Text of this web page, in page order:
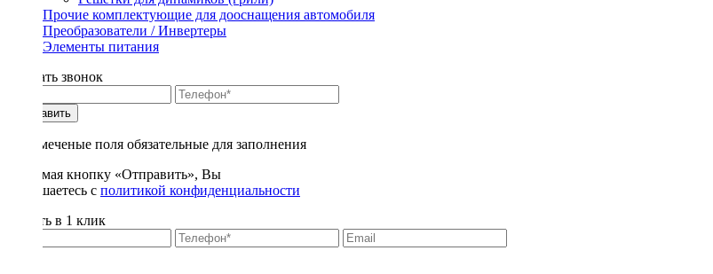
Прочие комплектующие для дооснащения автомобиля
Преобразователи / Инвертеры
Элементы питания
Заказать звонок
Отправить
* - отмеченые поля обязательные для заполнения
Нажимая кнопку «Отправить», Вы
соглашаетесь с политикой конфиденциальности
Купить в 1 клик